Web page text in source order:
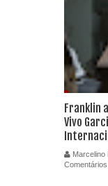
Franklin
Vivo
Marcelino
Comentários